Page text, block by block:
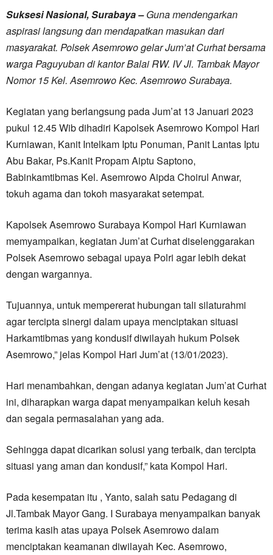
Suksesi Nasional, Surabaya –Guna mendengarkan
aspirasi langsung dan mendapatkan masukan dari
masyarakat. Polsek Asemrowo gelar Jum’at Curhat bersama
warga Paguyuban di kantor Balai RW. IV Jl. Tambak Mayor
Nomor 15 Kel. Asemrowo Kec. Asemrowo Surabaya.
Kegiatan yang berlangsung pada Jum’at 13 Januari 2023
pukul 12.45 Wib dihadiri Kapolsek Asemrowo Kompol Hari
Kurniawan, Kanit Intelkam Iptu Ponuman, Panit Lantas Iptu
Abu Bakar, Ps.Kanit Propam Aiptu Saptono,
Babinkamtibmas Kel. Asemrowo Aipda Choirul Anwar,
tokuh agama dan tokoh masyarakat setempat.
Kapolsek Asemrowo Surabaya Kompol Hari Kurniawan
memyampaikan, kegiatan Jum’at Curhat diselenggarakan
Polsek Asemrowo sebagai upaya Polri agar lebih dekat
dengan wargannya.
Tujuannya, untuk mempererat hubungan tali silaturahmi
agar tercipta sinergi dalam upaya menciptakan situasi
Harkamtibmas yang kondusif diwilayah hukum Polsek
Asemrowo,” jelas Kompol Hari Jum’at (13/01/2023).
Hari menambahkan, dengan adanya kegiatan Jum’at Curhat
ini, diharapkan warga dapat menyampaikan keluh kesah
dan segala permasalahan yang ada.
Sehingga dapat dicarikan solusi yang terbaik, dan tercipta
situasi yang aman dan kondusif,” kata Kompol Hari.
Pada kesempatan itu , Yanto, salah satu Pedagang di
Jl.Tambak Mayor Gang. I Surabaya menyampaikan banyak
terima kasih atas upaya Polsek Asemrowo dalam
menciptakan keamanan diwilayah Kec. Asemrowo,